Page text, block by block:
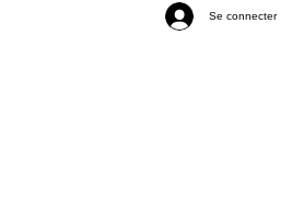
Se connecter